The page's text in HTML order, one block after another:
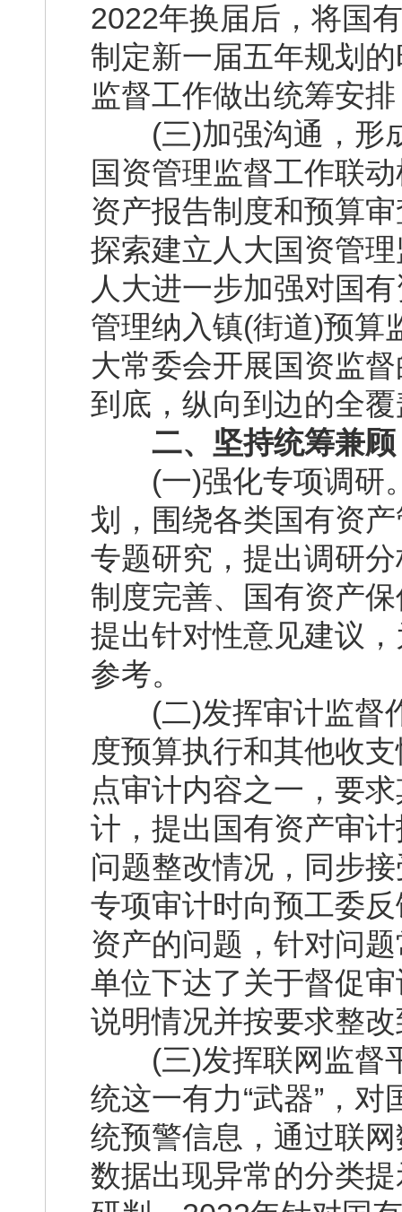
2022年换届后，将国
制定新一届五年规划
监督工作做出统筹安
(三)加强沟通，形成
国资管理监督工作联
资产报告制度和预算
探索建立人大国资管
人大进一步加强对国
管理纳入镇(街道)预算
大常委会开展国资监
到底，纵向到边的全
二、坚持统筹兼
(一)强化专项调研。
划，围绕各类国有资
专题研究，提出调研
制度完善、国有资产
提出针对性意见建议
参考。
(二)发挥审计监督作
度预算执行和其他收
点审计内容之一，要
计，提出国有资产审
问题整改情况，同步
专项审计时向预工委
资产的问题，针对问
单位下达了关于督促
说明情况并按要求整
(三)发挥联网监督平
统这一有力“武器”，
统预警信息，通过联
数据出现异常的分类